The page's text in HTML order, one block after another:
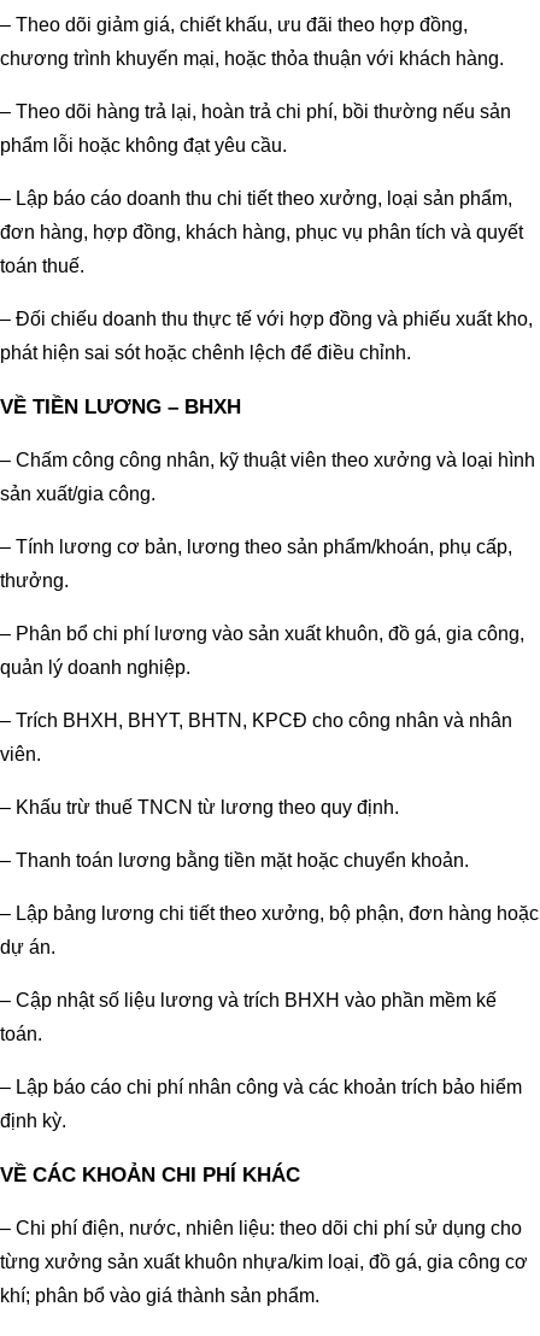
– Theo dõi giảm giá, chiết khấu, ưu đãi theo hợp đồng,
chương trình khuyến mại, hoặc thỏa thuận với khách hàng.
– Theo dõi hàng trả lại, hoàn trả chi phí, bồi thường nếu sản
phẩm lỗi hoặc không đạt yêu cầu.
– Lập báo cáo doanh thu chi tiết theo xưởng, loại sản phẩm,
đơn hàng, hợp đồng, khách hàng, phục vụ phân tích và quyết
toán thuế.
– Đối chiếu doanh thu thực tế với hợp đồng và phiếu xuất kho,
phát hiện sai sót hoặc chênh lệch để điều chỉnh.
VỀ TIỀN LƯƠNG – BHXH
– Chấm công công nhân, kỹ thuật viên theo xưởng và loại hình
sản xuất/gia công.
– Tính lương cơ bản, lương theo sản phẩm/khoán, phụ cấp,
thưởng.
– Phân bổ chi phí lương vào sản xuất khuôn, đồ gá, gia công,
quản lý doanh nghiệp.
– Trích BHXH, BHYT, BHTN, KPCĐ cho công nhân và nhân
viên.
– Khấu trừ thuế TNCN từ lương theo quy định.
– Thanh toán lương bằng tiền mặt hoặc chuyển khoản.
– Lập bảng lương chi tiết theo xưởng, bộ phận, đơn hàng hoặc
dự án.
– Cập nhật số liệu lương và trích BHXH vào phần mềm kế
toán.
– Lập báo cáo chi phí nhân công và các khoản trích bảo hiểm
định kỳ.
VỀ CÁC KHOẢN CHI PHÍ KHÁC
– Chi phí điện, nước, nhiên liệu: theo dõi chi phí sử dụng cho
từng xưởng sản xuất khuôn nhựa/kim loại, đồ gá, gia công cơ
khí; phân bổ vào giá thành sản phẩm.